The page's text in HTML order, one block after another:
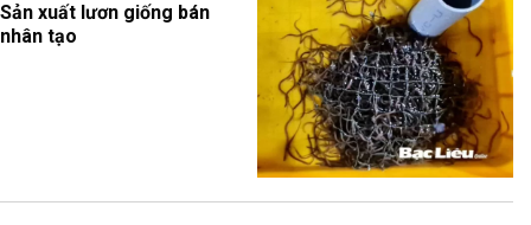
Sản xuất lươn giống bán
nhân tạo